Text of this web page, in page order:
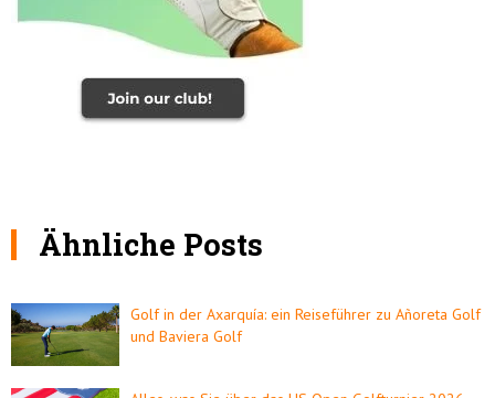
Ähnliche Posts
Golf in der Axarquía: ein Reiseführer zu Añoreta Golf
und Baviera Golf